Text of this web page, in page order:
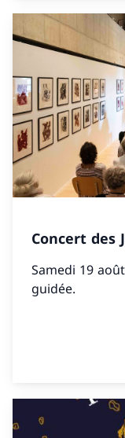
Concert des
Samedi 19
guidée.